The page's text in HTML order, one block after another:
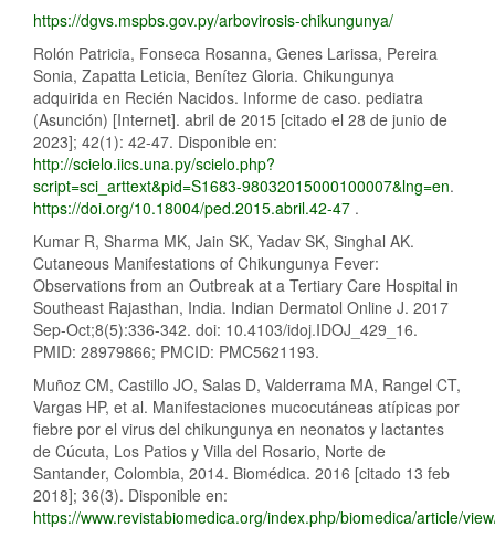
https://dgvs.mspbs.gov.py/arbovirosis-chikungunya/
Rolón Patricia, Fonseca Rosanna, Genes Larissa, Pereira
Sonia, Zapatta Leticia, Benítez Gloria. Chikungunya
adquirida en Recién Nacidos. Informe de caso. pediatra
(Asunción) [Internet]. abril de 2015 [citado el 28 de junio de
2023]; 42(1): 42-47. Disponible en:
http://scielo.iics.una.py/scielo.php?
script=sci_arttext&pid=S1683-98032015000100007&lng=en.
https://doi.org/10.18004/ped.2015.abril.42-47 .
Kumar R, Sharma MK, Jain SK, Yadav SK, Singhal AK.
Cutaneous Manifestations of Chikungunya Fever:
Observations from an Outbreak at a Tertiary Care Hospital in
Southeast Rajasthan, India. Indian Dermatol Online J. 2017
Sep-Oct;8(5):336-342. doi: 10.4103/idoj.IDOJ_429_16.
PMID: 28979866; PMCID: PMC5621193.
Muñoz CM, Castillo JO, Salas D, Valderrama MA, Rangel CT,
Vargas HP, et al. Manifestaciones mucocutáneas atípicas por
fiebre por el virus del chikungunya en neonatos y lactantes
de Cúcuta, Los Patios y Villa del Rosario, Norte de
Santander, Colombia, 2014. Biomédica. 2016 [citado 13 feb
2018]; 36(3). Disponible en:
https://www.revistabiomedica.org/index.php/biomedica/article/